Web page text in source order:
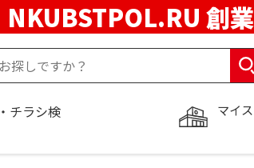
NKUBSTPOL.RU 創
マイ
チラシ検